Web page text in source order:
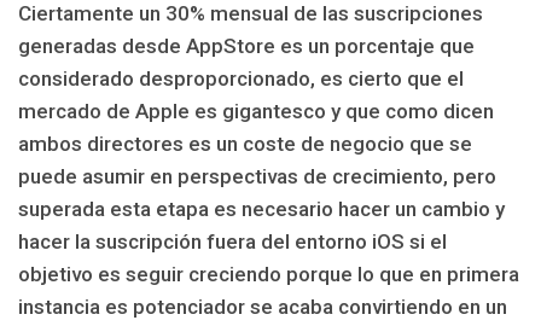
Ciertamente un 30% mensual de las suscripciones
generadas desde AppStore es un porcentaje que
considerado desproporcionado, es cierto que el
mercado de Apple es gigantesco y que como dicen
ambos directores es un coste de negocio que se
puede asumir en perspectivas de crecimiento, pero
superada esta etapa es necesario hacer un cambio y
hacer la suscripción fuera del entorno iOS si el
objetivo es seguir creciendo porque lo que en primera
instancia es potenciador se acaba convirtiendo en un